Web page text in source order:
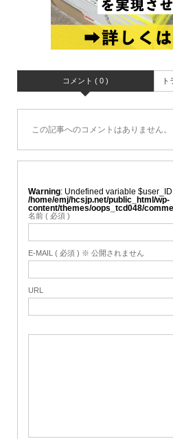
コメント ( 0 )
この記事へのコメントはありません。
Warning : Undefined variable
/home/emj/hcsjp.net/public_html/wp-
content/themes/oops_tcd048/
名前 ( 必須 )
E-MAIL ( 必須 ) ※ 公開されません
URL